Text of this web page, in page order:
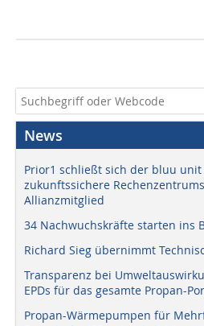
News
Prior1 schließt sich der bluu
zukunftssichere
Allianzmitglied
34 Nachwuchskräfte starten ins
Richard Sieg übernimmt
Transparenz bei
EPDs für das gesamte Propan-
Propan-Wärmepumpen für